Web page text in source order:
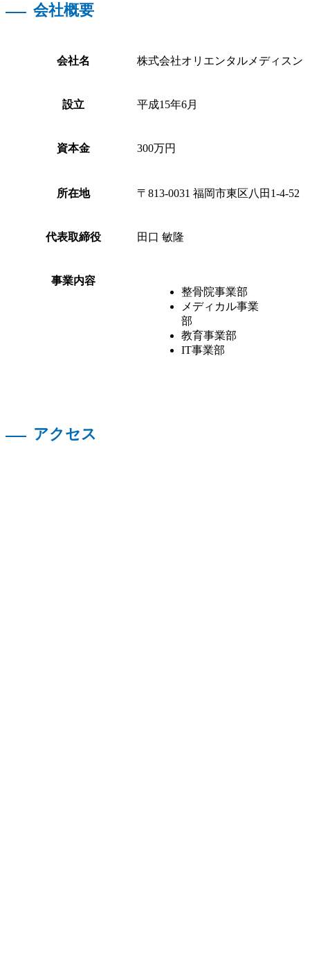
会社概要
会社名 株式会社オリエンタルメディスン
設立 平成15年6月
資本金 300万円
所在地 〒813-0031 福岡市東区八田1-4-52
代表取締役 田口 敏隆
事業内容
整骨院事業部
メディカル事業
部
教育事業部
IT事業部
アクセス